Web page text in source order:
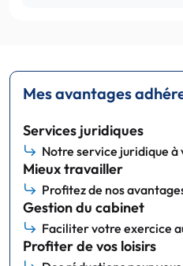
Mes avantages
Services juridiques
Notre service juridique à
Mieux travailler
Profitez de nos
Gestion du cabinet
Faciliter votre exercice
Profiter de vos loisirs